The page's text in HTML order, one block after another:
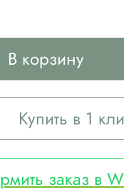
В корзину
Купить в 1
заказ в